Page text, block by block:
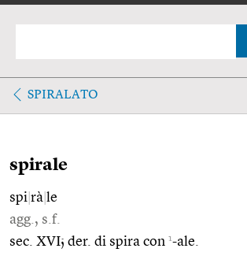
SPIRALATO
spirale
spi rà le
agg., s.f.
sec. XVI; der. di spira con 1-ale.